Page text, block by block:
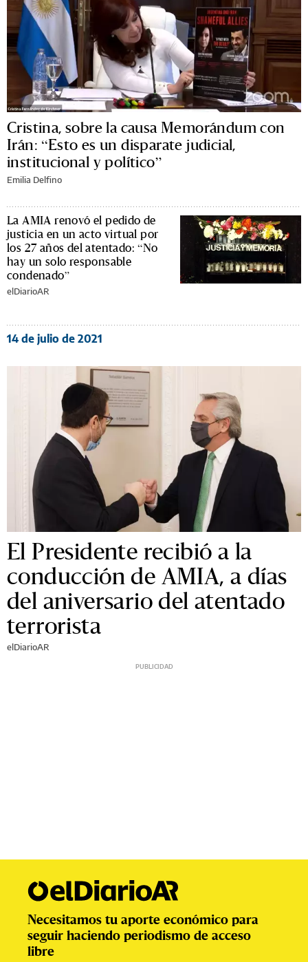
Cristina, sobre la causa Memorándum con
Irán: “Esto es un disparate judicial,
institucional y político”
Emilia Delfino
La AMIA renovó el pedido de
justicia en un acto virtual por
los 27 años del atentado: “No
hay un solo responsable
condenado”
elDiarioAR
14 de julio de 2021
El Presidente recibió a la
conducción de AMIA, a días
del aniversario del atentado
terrorista
elDiarioAR
Necesitamos tu aporte económico para
seguir haciendo periodismo de acceso
libre